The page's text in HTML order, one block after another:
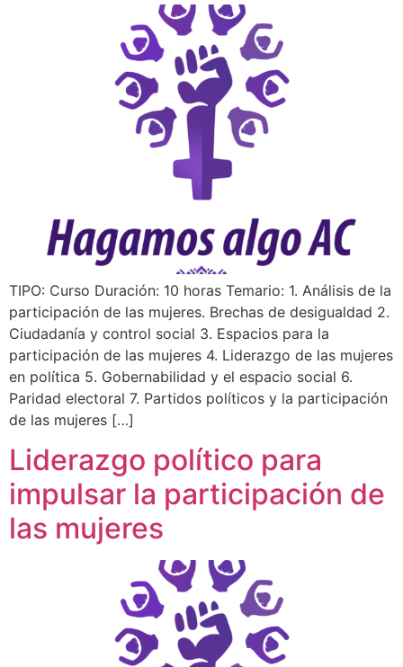
TIPO: Curso Duración: 10 horas Temario: 1. Análisis de la
participación de las mujeres. Brechas de desigualdad 2.
Ciudadanía y control social 3. Espacios para la
participación de las mujeres 4. Liderazgo de las mujeres
en política 5. Gobernabilidad y el espacio social 6.
Paridad electoral 7. Partidos políticos y la participación
de las mujeres […]
Liderazgo político para
impulsar la participación de
las mujeres